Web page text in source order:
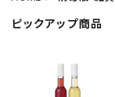
ピックアップ商品